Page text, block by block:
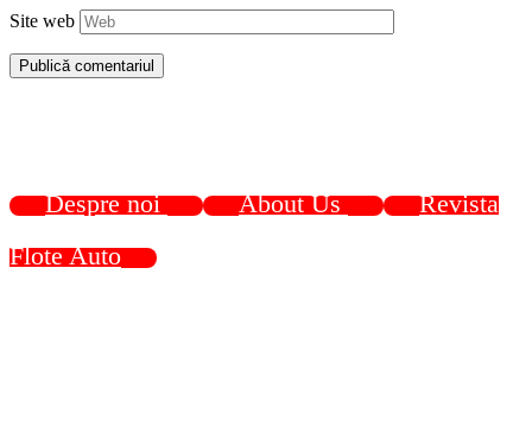
Site web
Despre noi About Us
Revista
Flote Auto